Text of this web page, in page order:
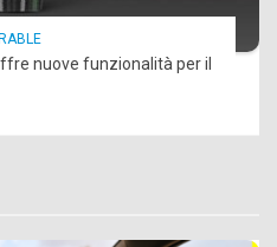
nuove funzionalità per il